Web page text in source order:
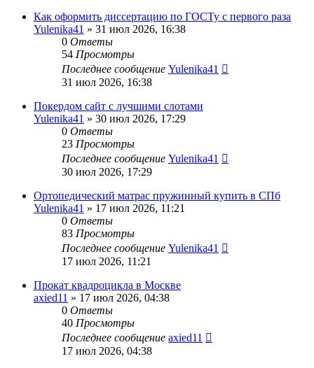
Как оформить диссертацию по ГОСТу с первого раза
Yulenika41 » 31 июл 2026, 16:38
0 Ответы
54 Просмотры
Последнее сообщение Yulenika41
31 июл 2026, 16:38
Покердом сайт с лучшими слотами
Yulenika41 » 30 июл 2026, 17:29
0 Ответы
23 Просмотры
Последнее сообщение Yulenika41
30 июл 2026, 17:29
Ортопедический матрас пружинный купить в СПб
Yulenika41 » 17 июл 2026, 11:21
0 Ответы
83 Просмотры
Последнее сообщение Yulenika41
17 июл 2026, 11:21
Прокат квадроцикла в Москве
axied11 » 17 июл 2026, 04:38
0 Ответы
40 Просмотры
Последнее сообщение axied11
17 июл 2026, 04:38